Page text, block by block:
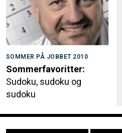
SOMMER PÅ JOBBET 2010
Sommerfavoritter:
Sudoku, sudoku og
sudoku